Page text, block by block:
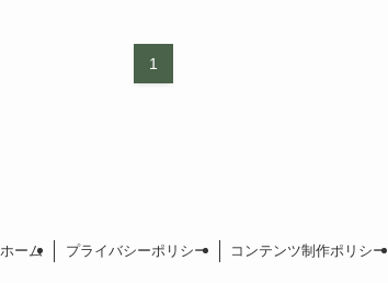
1
ホーム プライバシーポリシー コンテンツ制作ポリシー